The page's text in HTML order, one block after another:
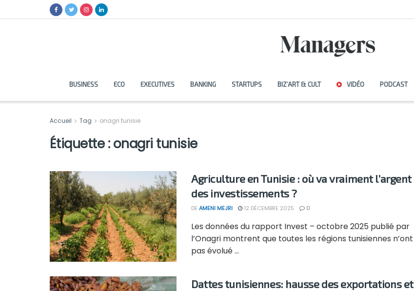
BUSINESS ECO EXECUTIVES BANKING STARTUPS BIZ’ART & CULT VIDÉO PODCAST
Accueil Tag onagri tunisie
Étiquette :onagri tunisie
Agriculture en Tunisie : où va vraiment l’argent
des investissements ?
DE AMENI MEJRI 12 DÉCEMBRE 2025 0
Les données du rapport Invest – octobre 2025 publié par
l’Onagri montrent que toutes les régions tunisiennes n’ont
pas évolué ...
Dattes tunisiennes: hausse des exportations et